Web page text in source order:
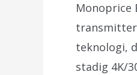
Monoprice
teknologi,
stadig 4K/